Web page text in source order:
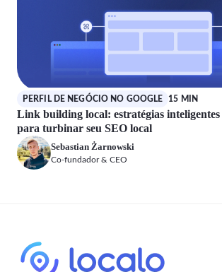
PERFIL DE NEGÓCIO NO GOOGLE 15 MIN
Link building local: estratégias inteligentes
para turbinar seu SEO local
Sebastian Żarnowski
Co-fundador & CEO